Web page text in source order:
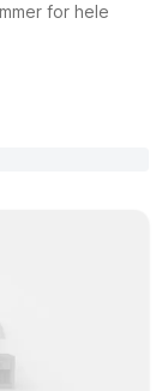
for hele